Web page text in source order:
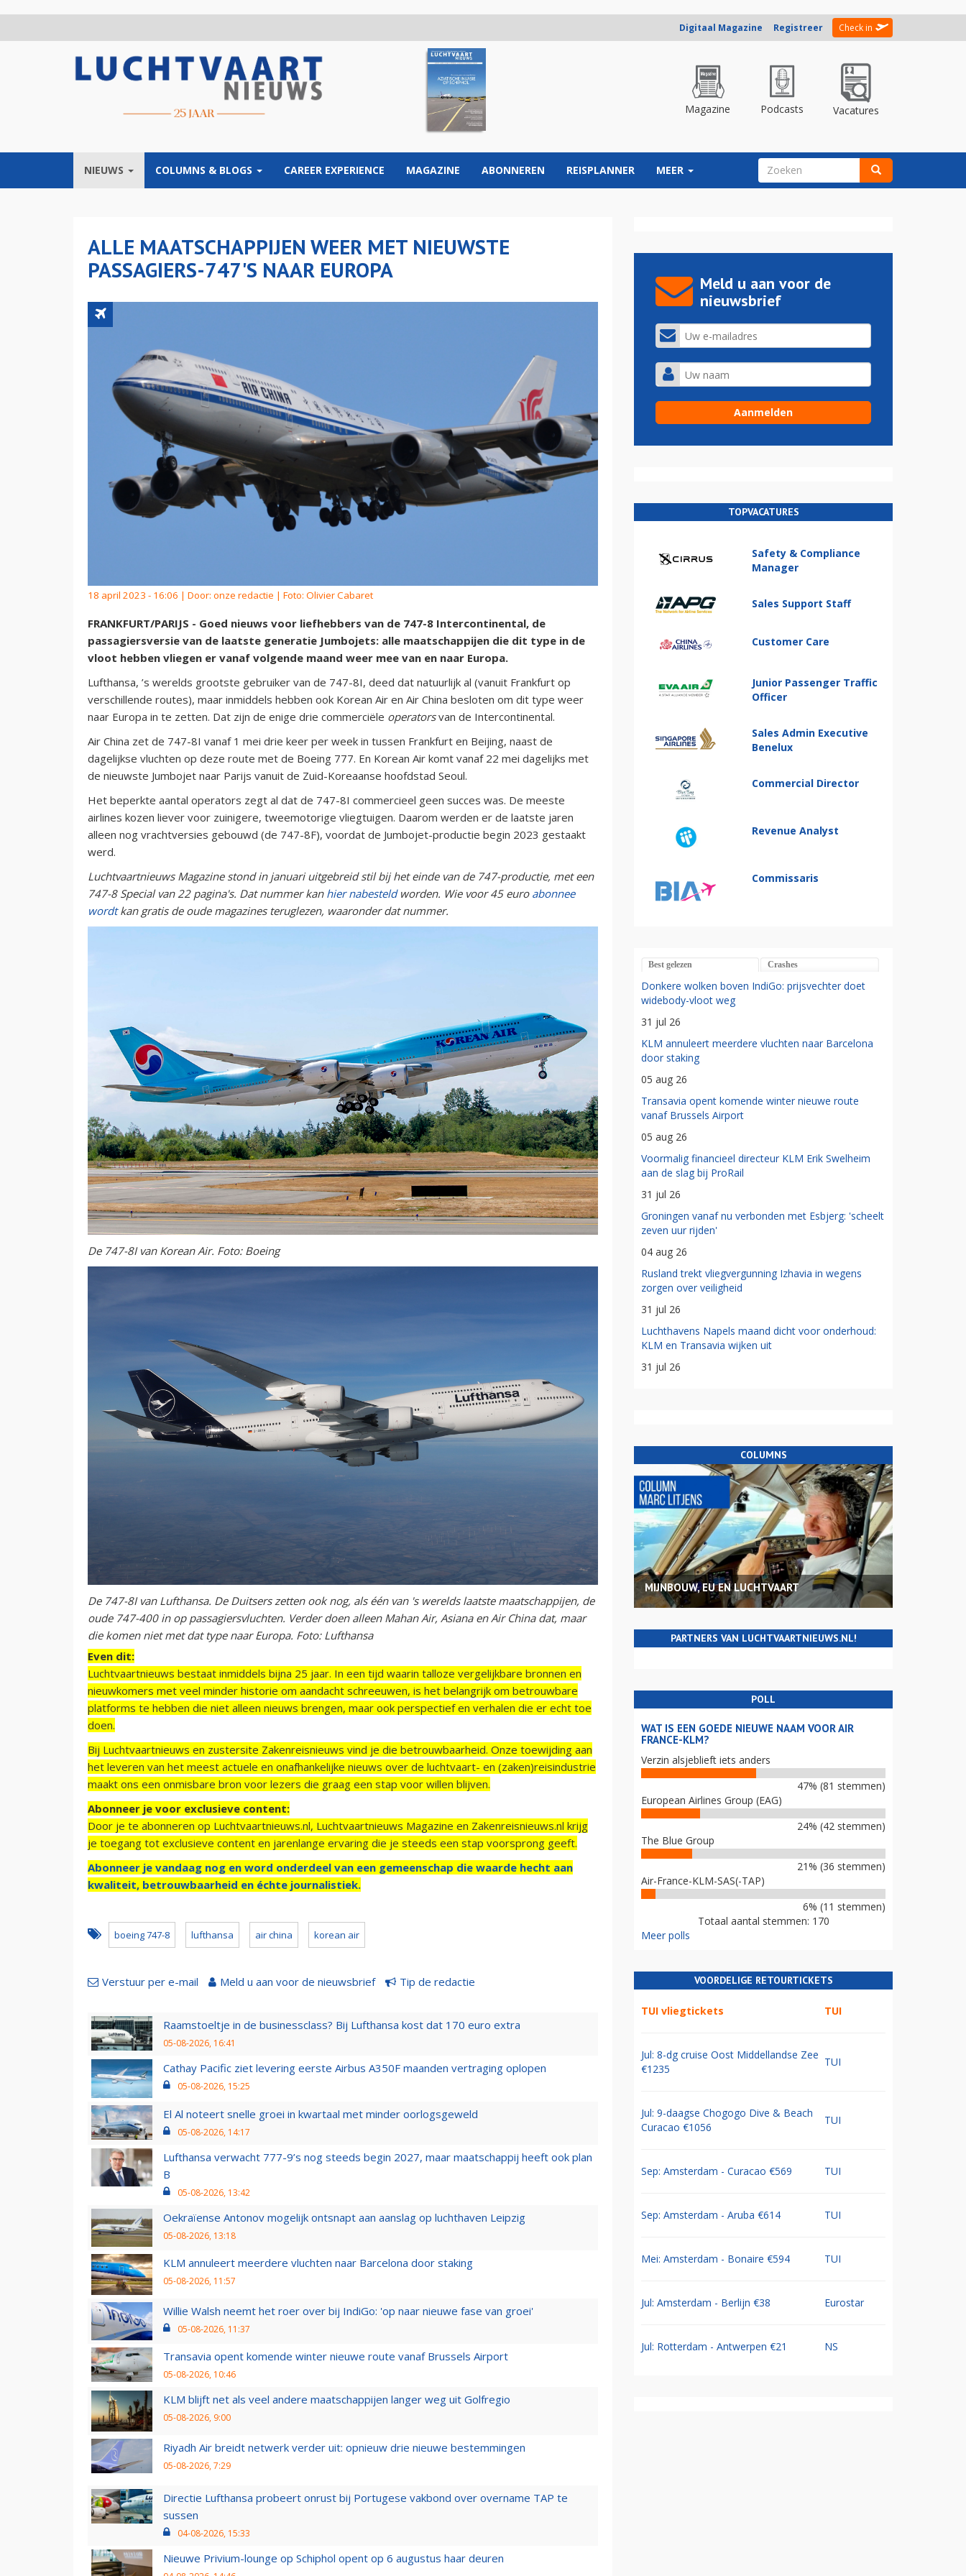
Digitaal Magazine Registreer Check in
Magazine Podcasts Vacatures
NIEUWS COLUMNS & BLOGS CAREER EXPERIENCE MAGAZINE ABONNEREN REISPLANNER MEER ZOEKVELD
ALLE MAATSCHAPPIJEN WEER MET NIEUWSTE
PASSAGIERS-747'S NAAR EUROPA
18 april 2023 - 16:06 | Door: onze redactie | Foto: Olivier Cabaret
FRANKFURT/PARIJS - Goed nieuws voor liefhebbers van de 747-8 Intercontinental, de
passagiersversie van de laatste generatie Jumbojets: alle maatschappijen die dit type in de
vloot hebben vliegen er vanaf volgende maand weer mee van en naar Europa.
Lufthansa, ’s werelds grootste gebruiker van de 747-8I, deed dat natuurlijk al (vanuit Frankfurt op
verschillende routes), maar inmiddels hebben ook Korean Air en Air China besloten om dit type weer
naar Europa in te zetten. Dat zijn de enige drie commerciële operatorsvan de Intercontinental.
Air China zet de 747-8I vanaf 1 mei drie keer per week in tussen Frankfurt en Beijing, naast de
dagelijkse vluchten op deze route met de Boeing 777. En Korean Air komt vanaf 22 mei dagelijks met
de nieuwste Jumbojet naar Parijs vanuit de Zuid-Koreaanse hoofdstad Seoul.
Het beperkte aantal operators zegt al dat de 747-8I commercieel geen succes was. De meeste
airlines kozen liever voor zuinigere, tweemotorige vliegtuigen. Daarom werden er de laatste jaren
alleen nog vrachtversies gebouwd (de 747-8F), voordat de Jumbojet-productie begin 2023 gestaakt
werd.
Luchtvaartnieuws Magazine stond in januari uitgebreid stil bij het einde van de 747-productie, met een
747-8 Special van 22 pagina's. Dat nummer kan hier nabesteldworden. Wie voor 45 euro abonnee
wordtkan gratis de oude magazines teruglezen, waaronder dat nummer.
De 747-8I van Korean Air. Foto: Boeing
De 747-8I van Lufthansa. De Duitsers zetten ook nog, als één van 's werelds laatste maatschappijen, de
oude 747-400 in op passagiersvluchten. Verder doen alleen Mahan Air, Asiana en Air China dat, maar
die komen niet met dat type naar Europa. Foto: Lufthansa
Even dit:
Luchtvaartnieuws bestaat inmiddels bijna 25 jaar. In een tijd waarin talloze vergelijkbare bronnen en
nieuwkomers met veel minder historie om aandacht schreeuwen, is het belangrijk om betrouwbare
platforms te hebben die niet alleen nieuws brengen, maar ook perspectief en verhalen die er echt toe
doen.
Bij Luchtvaartnieuws en zustersite Zakenreisnieuws vind je die betrouwbaarheid. Onze toewijding aan
het leveren van het meest actuele en onafhankelijke nieuws over de luchtvaart- en (zaken)reisindustrie
maakt ons een onmisbare bron voor lezers die graag een stap voor willen blijven.
Abonneer je voor exclusieve content:
Door je te abonneren op Luchtvaartnieuws.nl, Luchtvaartnieuws Magazine en Zakenreisnieuws.nl krijg
je toegang tot exclusieve content en jarenlange ervaring die je steeds een stap voorsprong geeft.
Abonneer je vandaag nog en word onderdeel van een gemeenschap die waarde hecht aan
kwaliteit, betrouwbaarheid en échte journalistiek.
boeing 747-8 lufthansa air china korean air
Verstuur per e-mail Meld u aan voor de nieuwsbrief Tip de redactie
Raamstoeltje in de businessclass? Bij Lufthansa kost dat 170 euro extra
05-08-2026, 16:41
Cathay Pacific ziet levering eerste Airbus A350F maanden vertraging oplopen
05-08-2026, 15:25
El Al noteert snelle groei in kwartaal met minder oorlogsgeweld
05-08-2026, 14:17
Lufthansa verwacht 777-9’s nog steeds begin 2027, maar maatschappij heeft ook plan
B
05-08-2026, 13:42
Oekraïense Antonov mogelijk ontsnapt aan aanslag op luchthaven Leipzig
05-08-2026, 13:18
KLM annuleert meerdere vluchten naar Barcelona door staking
05-08-2026, 11:57
Willie Walsh neemt het roer over bij IndiGo: 'op naar nieuwe fase van groei'
05-08-2026, 11:37
Transavia opent komende winter nieuwe route vanaf Brussels Airport
05-08-2026, 10:46
KLM blijft net als veel andere maatschappijen langer weg uit Golfregio
05-08-2026, 9:00
Riyadh Air breidt netwerk verder uit: opnieuw drie nieuwe bestemmingen
05-08-2026, 7:29
Directie Lufthansa probeert onrust bij Portugese vakbond over overname TAP te
sussen
04-08-2026, 15:33
Nieuwe Privium-lounge op Schiphol opent op 6 augustus haar deuren
Meld u aan voor de
nieuwsbrief
TOPVACATURES
Safety & Compliance
Manager
Sales Support Staff
Customer Care
Junior Passenger Traffic
Officer
Sales Admin Executive
Benelux
Commercial Director
Revenue Analyst
Commissaris
Best gelezen Crashes
Donkere wolken boven IndiGo: prijsvechter doet
widebody-vloot weg
31 jul 26
KLM annuleert meerdere vluchten naar Barcelona
door staking
05 aug 26
Transavia opent komende winter nieuwe route
vanaf Brussels Airport
05 aug 26
Voormalig financieel directeur KLM Erik Swelheim
aan de slag bij ProRail
31 jul 26
Groningen vanaf nu verbonden met Esbjerg: 'scheelt
zeven uur rijden'
04 aug 26
Rusland trekt vliegvergunning Izhavia in wegens
zorgen over veiligheid
31 jul 26
Luchthavens Napels maand dicht voor onderhoud:
KLM en Transavia wijken uit
31 jul 26
COLUMNS
MIJNBOUW, EU EN LUCHTVAART
PARTNERS VAN LUCHTVAARTNIEUWS.NL!
POLL
WAT IS EEN GOEDE NIEUWE NAAM VOOR AIR
FRANCE-KLM?
Verzin alsjeblieft iets anders
47% (81 stemmen)
European Airlines Group (EAG)
24% (42 stemmen)
The Blue Group
21% (36 stemmen)
Air-France-KLM-SAS(-TAP)
6% (11 stemmen)
Totaal aantal stemmen: 170
Meer polls
VOORDELIGE RETOURTICKETS
TUI vliegtickets TUI
Jul: 8-dg cruise Oost Middellandse Zee
€1235
TUI
Jul: 9-daagse Chogogo Dive & Beach
Curacao €1056
TUI
Sep: Amsterdam - Curacao €569 TUI
Sep: Amsterdam - Aruba €614 TUI
Mei: Amsterdam - Bonaire €594 TUI
Jul: Amsterdam - Berlijn €38 Eurostar
Jul: Rotterdam - Antwerpen €21 NS